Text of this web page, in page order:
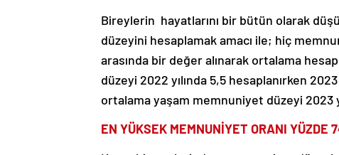
Bireylerin hayatlarını bir bütün olarak
düzeyini hesaplamak amacı ile; hiç
arasında bir değer alınarak ortalama
düzeyi 2022 yılında 5,5 hesaplanırken
ortalama yaşam memnuniyet düzeyi 2023
EN YÜKSEK MEMNUNİYET ORANI YÜZDE